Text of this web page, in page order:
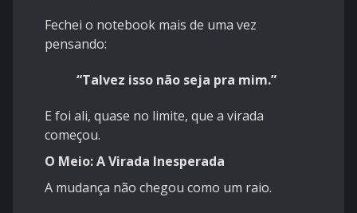
Fechei o notebook mais de uma vez
pensando:
“Talvez isso não seja pra mim.”
E foi ali, quase no limite, que a virada
começou.
O Meio: A Virada Inesperada
A mudança não chegou como um raio.